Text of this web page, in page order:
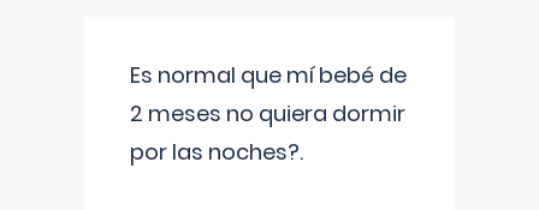
Es normal que mí bebé de
2 meses no quiera dormir
por las noches?.